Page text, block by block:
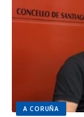
A CORUÑA